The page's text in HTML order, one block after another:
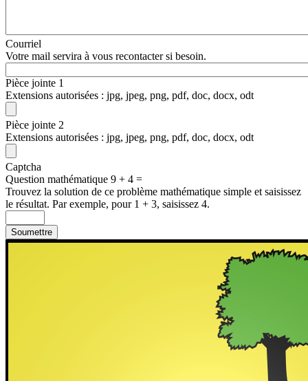
Courriel
Votre mail servira à vous recontacter si besoin.
Pièce jointe 1
Extensions autorisées : jpg, jpeg, png, pdf, doc, docx, odt
Pièce jointe 2
Extensions autorisées : jpg, jpeg, png, pdf, doc, docx, odt
Captcha
Question mathématique 9 + 4 =
Trouvez la solution de ce problème mathématique simple et saisissez
le résultat. Par exemple, pour 1 + 3, saisissez 4.